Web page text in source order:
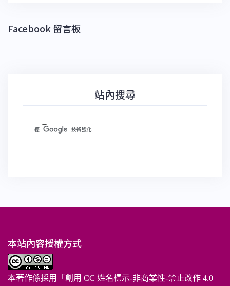
Facebook 留言板
站內搜尋
本站內容授權方式
本著作係採用「 創用 CC 姓名標示-非商業性-禁止改作 4.0